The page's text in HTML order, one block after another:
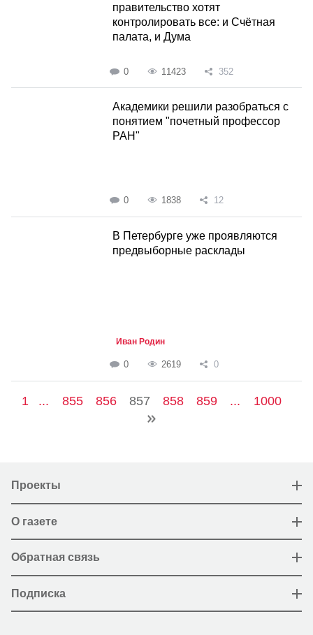
правительство хотят
контролировать все: и Счётная
палата, и Дума
0 11423 352
Академики решили разобраться с
понятием "почетный профессор
РАН"
0 1838 12
В Петербурге уже проявляются
предвыборные расклады
Иван Родин
0 2619 0
1 ... 855 856 857 858 859 ... 1000
Проекты
О газете
Обратная связь
Подписка